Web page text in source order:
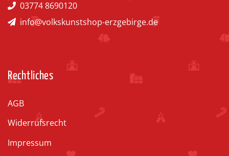
03774 8690120
info@volkskunstshop-erzgebirge.de
Rechtliches
AGB
Widerrufsrecht
Impressum